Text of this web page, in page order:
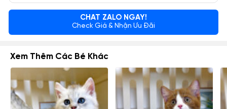
CHAT ZALO NGAY!
Check Giá & Nhận Ưu Đãi
Xem Thêm Các Bé Khác